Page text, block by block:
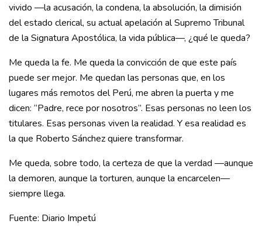
vivido —la acusación, la condena, la absolución, la dimisión
del estado clerical, su actual apelación al Supremo Tribunal
de la Signatura Apostólica, la vida pública—, ¿qué le queda?
Me queda la fe. Me queda la convicción de que este país
puede ser mejor. Me quedan las personas que, en los
lugares más remotos del Perú, me abren la puerta y me
dicen: “Padre, rece por nosotros”. Esas personas no leen los
titulares. Esas personas viven la realidad. Y esa realidad es
la que Roberto Sánchez quiere transformar.
Me queda, sobre todo, la certeza de que la verdad —aunque
la demoren, aunque la torturen, aunque la encarcelen—
siempre llega.
Fuente: Diario Impetú